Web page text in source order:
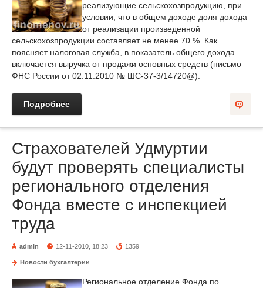
реализующие сельскохозпродукцию, при
условии, что в общем доходе доля дохода
от реализации произведенной
сельскохозпродукции составляет не менее 70 %. Как
поясняет налоговая служба, в показатель общего дохода
включается выручка от продажи основных средств (письмо
ФНС России от 02.11.2010 № ШС-37-3/14720@).
Подробнее
Страхователей Удмуртии
будут проверять специалисты
регионального отделения
Фонда вместе с инспекцией
труда
admin 12-11-2010, 18:23 1359
Новости бухгалтерии
Региональное отделение Фонда по